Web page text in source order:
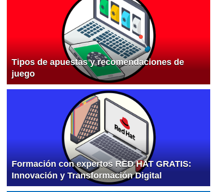
Tipos de apuestas y recomendaciones de
juego
Formación con expertos RED HAT GRATIS:
Innovación y Transformación Digital